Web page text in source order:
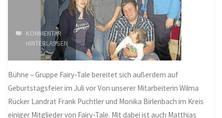
KOMMENTAR
HINTERLASSEN
Bühne – Gruppe Fairy-Tale bereitet sich außerdem auf
Geburtstagsfeier im Juli vor Von unserer Mitarbeiterin Wilma
Rücker Landrat Frank Puchtler und Monika Birlenbach im Kreis
einiger Mitglieder von Fairy-Tale. Mit dabei ist auch Matthias